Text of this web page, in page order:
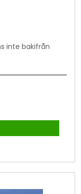
inte bakifrån